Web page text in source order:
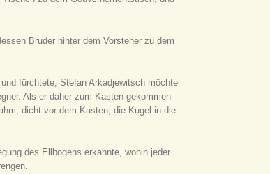
Bruder hinter dem Vorsteher zu dem
fürchtete, Stefan Arkadjewitsch möchte
Als er daher zum Kasten gekommen
dicht vor dem Kasten, die Kugel in die
des Ellbogens erkannte, wohin jeder